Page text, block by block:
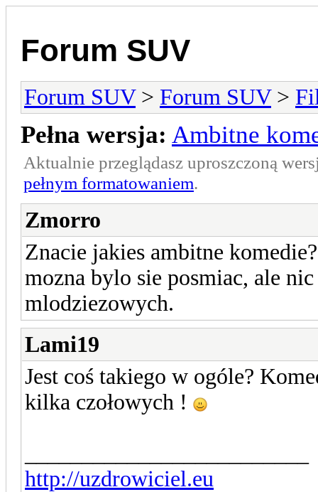
Forum SUV
Forum SUV> Forum SUV>
Pełna wersja: Ambitne
Aktualnie przeglądasz uproszczoną
pełnym formatowaniem.
Zmorro
Znacie jakies ambitne
mozna bylo sie posmiac, ale
mlodziezowych.
Lami19
Jest coś takiego w ogóle?
kilka czołowych !
http://uzdrowiciel.eu